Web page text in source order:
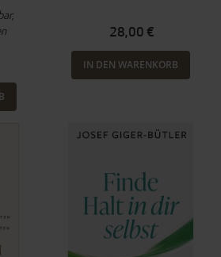
28,00 €
IN DEN WARENKORB